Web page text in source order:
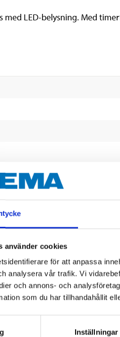
använder cookies
för att anpassa
analysera vår trafik. Vi
och annons- och
som du har tillhandahållit
Inställningar
LED-belysning. Med
Andra